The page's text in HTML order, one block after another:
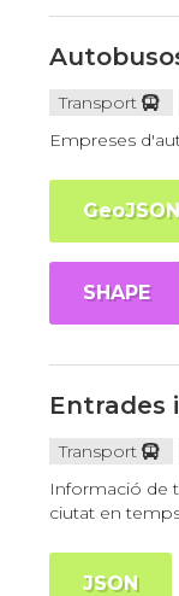
Transport
Empreses
SHAPE
Entrades
Transport
Informació de
ciutat en
JSON